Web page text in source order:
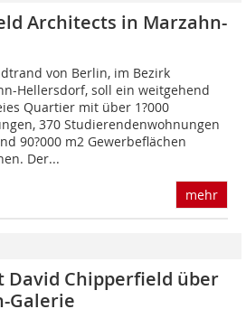
Architects in Marzahn-
von Berlin, im Bezirk
Hellersdorf, soll ein weitgehend
Quartier mit über 1?000
370 Studierendenwohnungen
90?000 m2 Gewerbeflächen
Der...
mehr
David Chipperfield über
Galerie